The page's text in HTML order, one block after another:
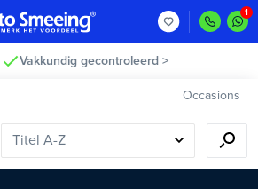
Vakkundig gecontroleerd >
Occasions